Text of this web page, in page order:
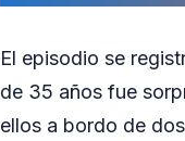
El episodio se
de 35 años fue
ellos a bordo de